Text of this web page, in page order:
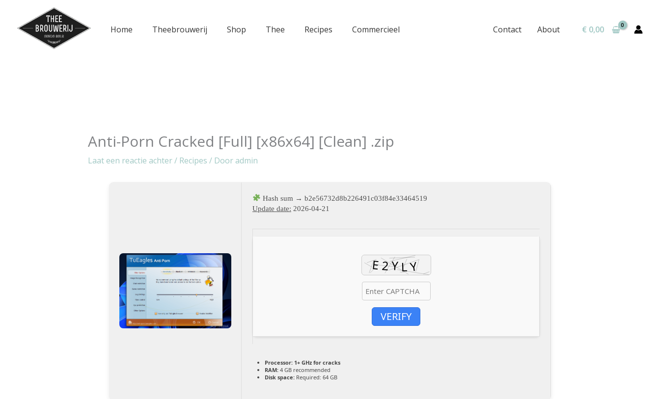
Home Theebrouwerij Shop Thee Recipes Commercieel Contact About € 0,00
Anti-Porn Cracked [Full] [x86x64] [Clean] .zip
Laat een reactie achter/ Recipes / Door admin
Hash sum → b2e56732d8b226491c03f84e33464519
Update date: 2026-04-21
VERIFY
Processor: 1+ GHz for cracks
RAM: 4 GB recommended
Disk space: Required: 64 GB